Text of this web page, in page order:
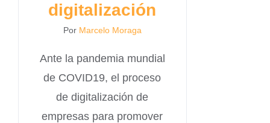
digitalización
Por Marcelo Moraga
Ante la pandemia mundial
de COVID19, el proceso
de digitalización de
empresas para promover